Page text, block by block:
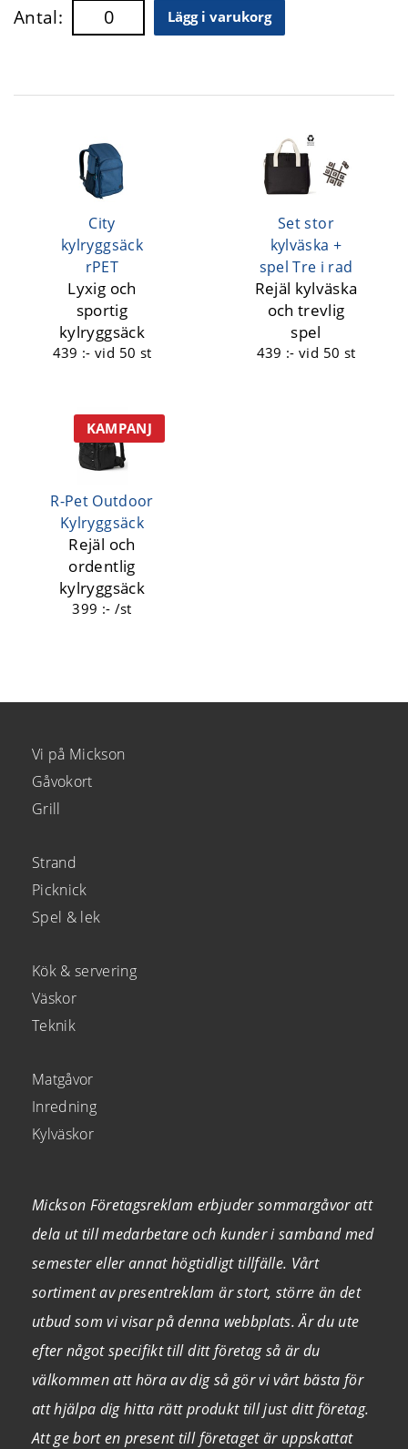
Antal: Lägg i varukorg
City
kylryggsäck
rPET
Lyxig och
sportig
kylryggsäck
439 :-vid 50 st
Set stor
kylväska +
spel Tre i rad
Rejäl kylväska
och trevlig
spel
439 :-vid 50 st
KAMPANJ
R-Pet Outdoor
Kylryggsäck
Rejäl och
ordentlig
kylryggsäck
399 :- /st
Vi på Mickson
Gåvokort
Grill
Strand
Picknick
Spel & lek
Kök & servering
Väskor
Teknik
Matgåvor
Inredning
Kylväskor
Mickson Företagsreklam erbjuder sommargåvor att
dela ut till medarbetare och kunder i samband med
semester eller annat högtidligt tillfälle. Vårt
sortiment av presentreklam är stort, större än det
utbud som vi visar på denna webbplats. Är du ute
efter något specifikt till ditt företag så är du
välkommen att höra av dig så gör vi vårt bästa för
att hjälpa dig hitta rätt produkt till just ditt företag.
Att ge bort en present till företaget är uppskattat